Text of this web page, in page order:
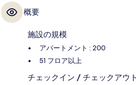
概要
施設の規模
アパートメント : 200
51 フロア以上
チェックイン / チェックアウト